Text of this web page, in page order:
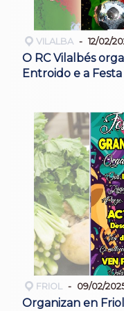
VILALBA 12/02/
O RC Vilalbés
Entroido e a
FRIOL 09/02/
Organizan en